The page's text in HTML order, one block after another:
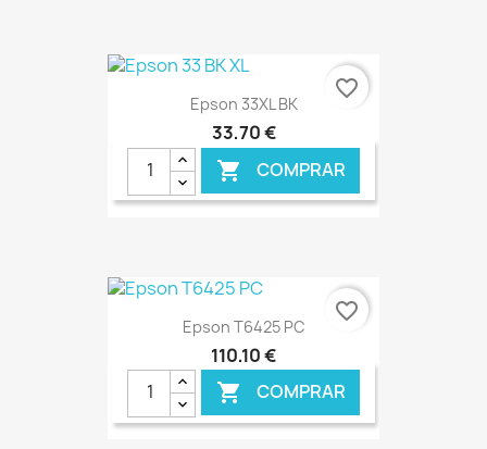
€ ONLINE
Epson 33XL BK
33,70 €
 COMPRAR
€ ONLINE
favorite_border
Epson T6425 PC
110,10 €
 COMPRAR
favorite_border